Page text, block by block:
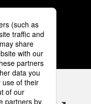
6 7
アカウント